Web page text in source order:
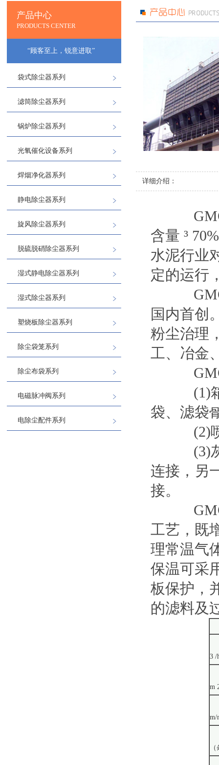
产品中心
PRODUCTS CENTER
“顾客至上，锐意进取”
袋式除尘器系列
滤筒除尘器系列
锅炉除尘器系列
光氧催化设备系列
焊烟净化器系列
静电除尘器系列
旋风除尘器系列
脱硫脱硝除尘器系列
湿式静电除尘器系列
湿式除尘器系列
塑烧板除尘器系列
除尘袋笼系列
除尘布袋系列
电磁脉冲阀系列
电除尘配件系列
详细介绍：
GMC
含量 ³
水泥行业
定的运行
GMC
国内首创
粉尘治理
工、冶金
GMC
(1)箱
袋、滤袋
(2)喷
(3)灰
连接，另
接。
GMC
工艺，既
理常温气
保温可采
板保护，
的滤料及
3 /
m
m/